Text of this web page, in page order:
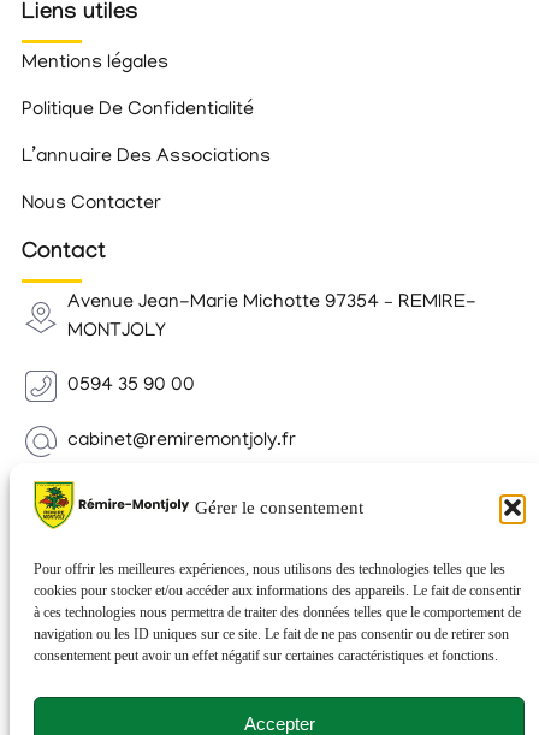
Gérer le consentement
Pour offrir les meilleures expériences, nous utilisons des technologies telles que les
cookies pour stocker et/ou accéder aux informations des appareils. Le fait de consentir
à ces technologies nous permettra de traiter des données telles que le comportement de
navigation ou les ID uniques sur ce site. Le fait de ne pas consentir ou de retirer son
consentement peut avoir un effet négatif sur certaines caractéristiques et fonctions.
Accepter
Liens utiles
Mentions légales
Politique De Confidentialité
L’annuaire Des Associations
Nous Contacter
Contact
Avenue Jean-Marie Michotte 97354 – REMIRE-
MONTJOLY
0594 35 90 00
cabinet@remiremontjoly.fr
Newsletter
nouvelles de votre commune.